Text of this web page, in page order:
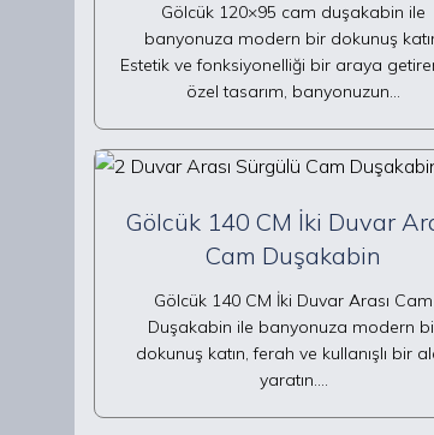
Gölcük 120×95 cam duşakabin ile
banyonuza modern bir dokunuş
Estetik ve fonksiyonelliği bir araya
özel tasarım, banyonuzun…
Gölcük 140 CM İki Duvar
Cam Duşakabin
Gölcük 140 CM İki Duvar Arası Cam
Duşakabin ile banyonuza modern
dokunuş katın, ferah ve kullanışlı bir
yaratın.…